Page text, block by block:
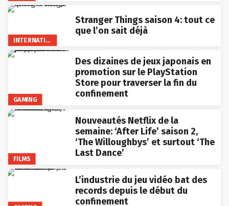
INTERNATIONAL
Stranger Things saison 4: tout ce
que l’on sait déjà
GAMING
Des dizaines de jeux japonais en
promotion sur le PlayStation
Store pour traverser la fin du
confinement
FILMS
Nouveautés Netflix de la
semaine: ‘After Life’ saison 2,
‘The Willoughbys’ et surtout ‘The
Last Dance’
L’industrie du jeu vidéo bat des
records depuis le début du
confinement